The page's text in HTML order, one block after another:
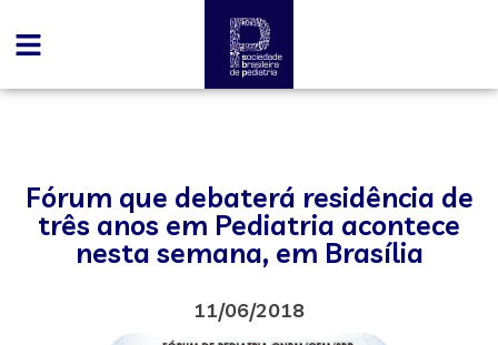
Fórum que debaterá residência de
três anos em Pediatria acontece
nesta semana, em Brasília
11/06/2018